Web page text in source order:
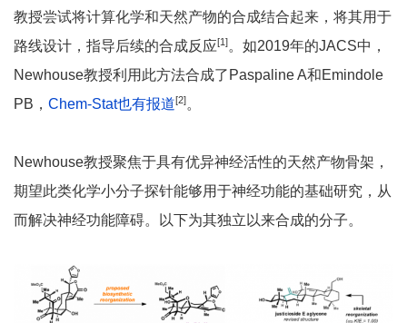
教授尝试将计算化学和天然产物的合成结合起来，将其用于
路线设计，指导后续的合成反应[1]。如2019年的JACS中，
Newhouse教授利用此方法合成了Paspaline A和Emindole
PB， Chem-Stat也有报道[2]。
Newhouse教授聚焦于具有优异神经活性的天然产物骨架，
期望此类化学小分子探针能够用于神经功能的基础研究，从
而解决神经功能障碍。以下为其独立以来合成的分子。